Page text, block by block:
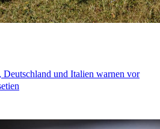
und Italien warnen vor